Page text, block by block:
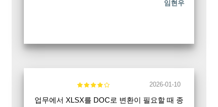
임현우
2026-01-10
업무에서 XLSX를 DOC로 변환이 필요할 때 종